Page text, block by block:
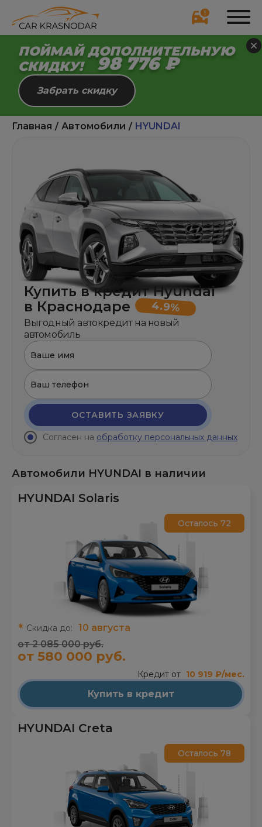
ПОЙМАЙ ДОПОЛНИТЕЛЬНУЮ
СКИДКУ!
98 721 ₽
Забрать скидку
Главная Автомобили HYUNDAI
Купить в кредит Hyundai
в Краснодаре
4.9%
Выгодный автокредит на новый
автомобиль
ОСТАВИТЬ ЗАЯВКУ
Согласен на обработку персональных данных
Автомобили HYUNDAI в наличии
HYUNDAI Solaris
Осталось 72
Скидка до:
10 августа
от 2 085 000 руб.
от 580 000 руб.
Кредит от 10 919 ₽/мес.
Купить в кредит
HYUNDAI Creta
Осталось 78